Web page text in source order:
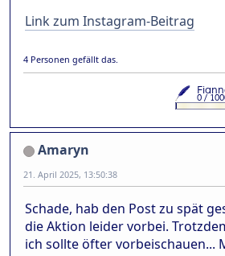
Link zum Instagram-Beitrag
4 Personen gefällt das.
Amaryn
21. April 2025, 13:50:38
Schade, hab den Post zu spät
die Aktion leider vorbei.
ich sollte öfter vorbeischauen...